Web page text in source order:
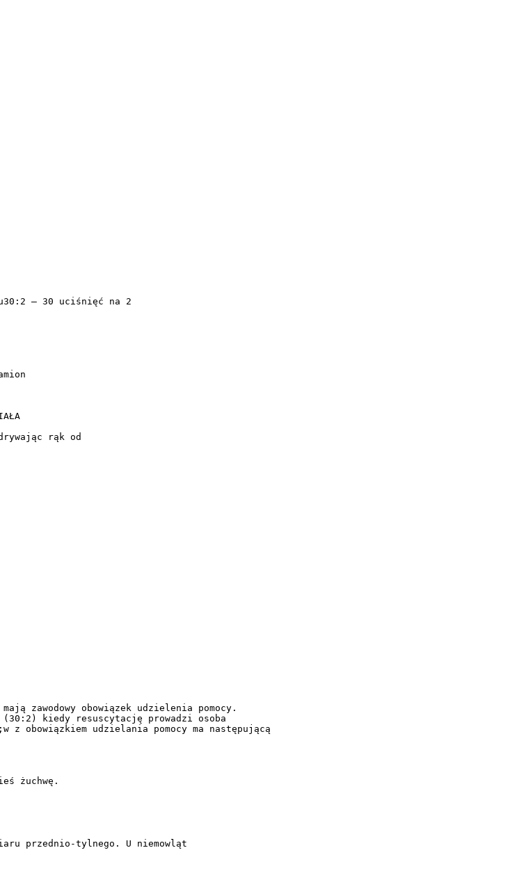
– 30 uciśnięć na 2
rąk od
zawodowy obowiązek udzielenia pomocy.
(30:2) kiedy resuscytację prowadzi osoba
z obowiązkiem udzielania pomocy ma następującą
żuchwę.
przednio-tylnego. U niemowląt